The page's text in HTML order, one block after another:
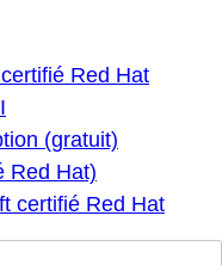
Red Hat
(gratuit)
Red Hat)
certifié Red Hat